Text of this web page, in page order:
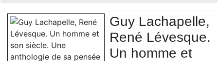
Guy Lachapelle,
René Lévesque.
Un homme et